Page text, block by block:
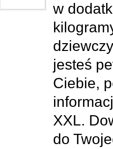
w
jesteś
Ciebie,
XXL.
do